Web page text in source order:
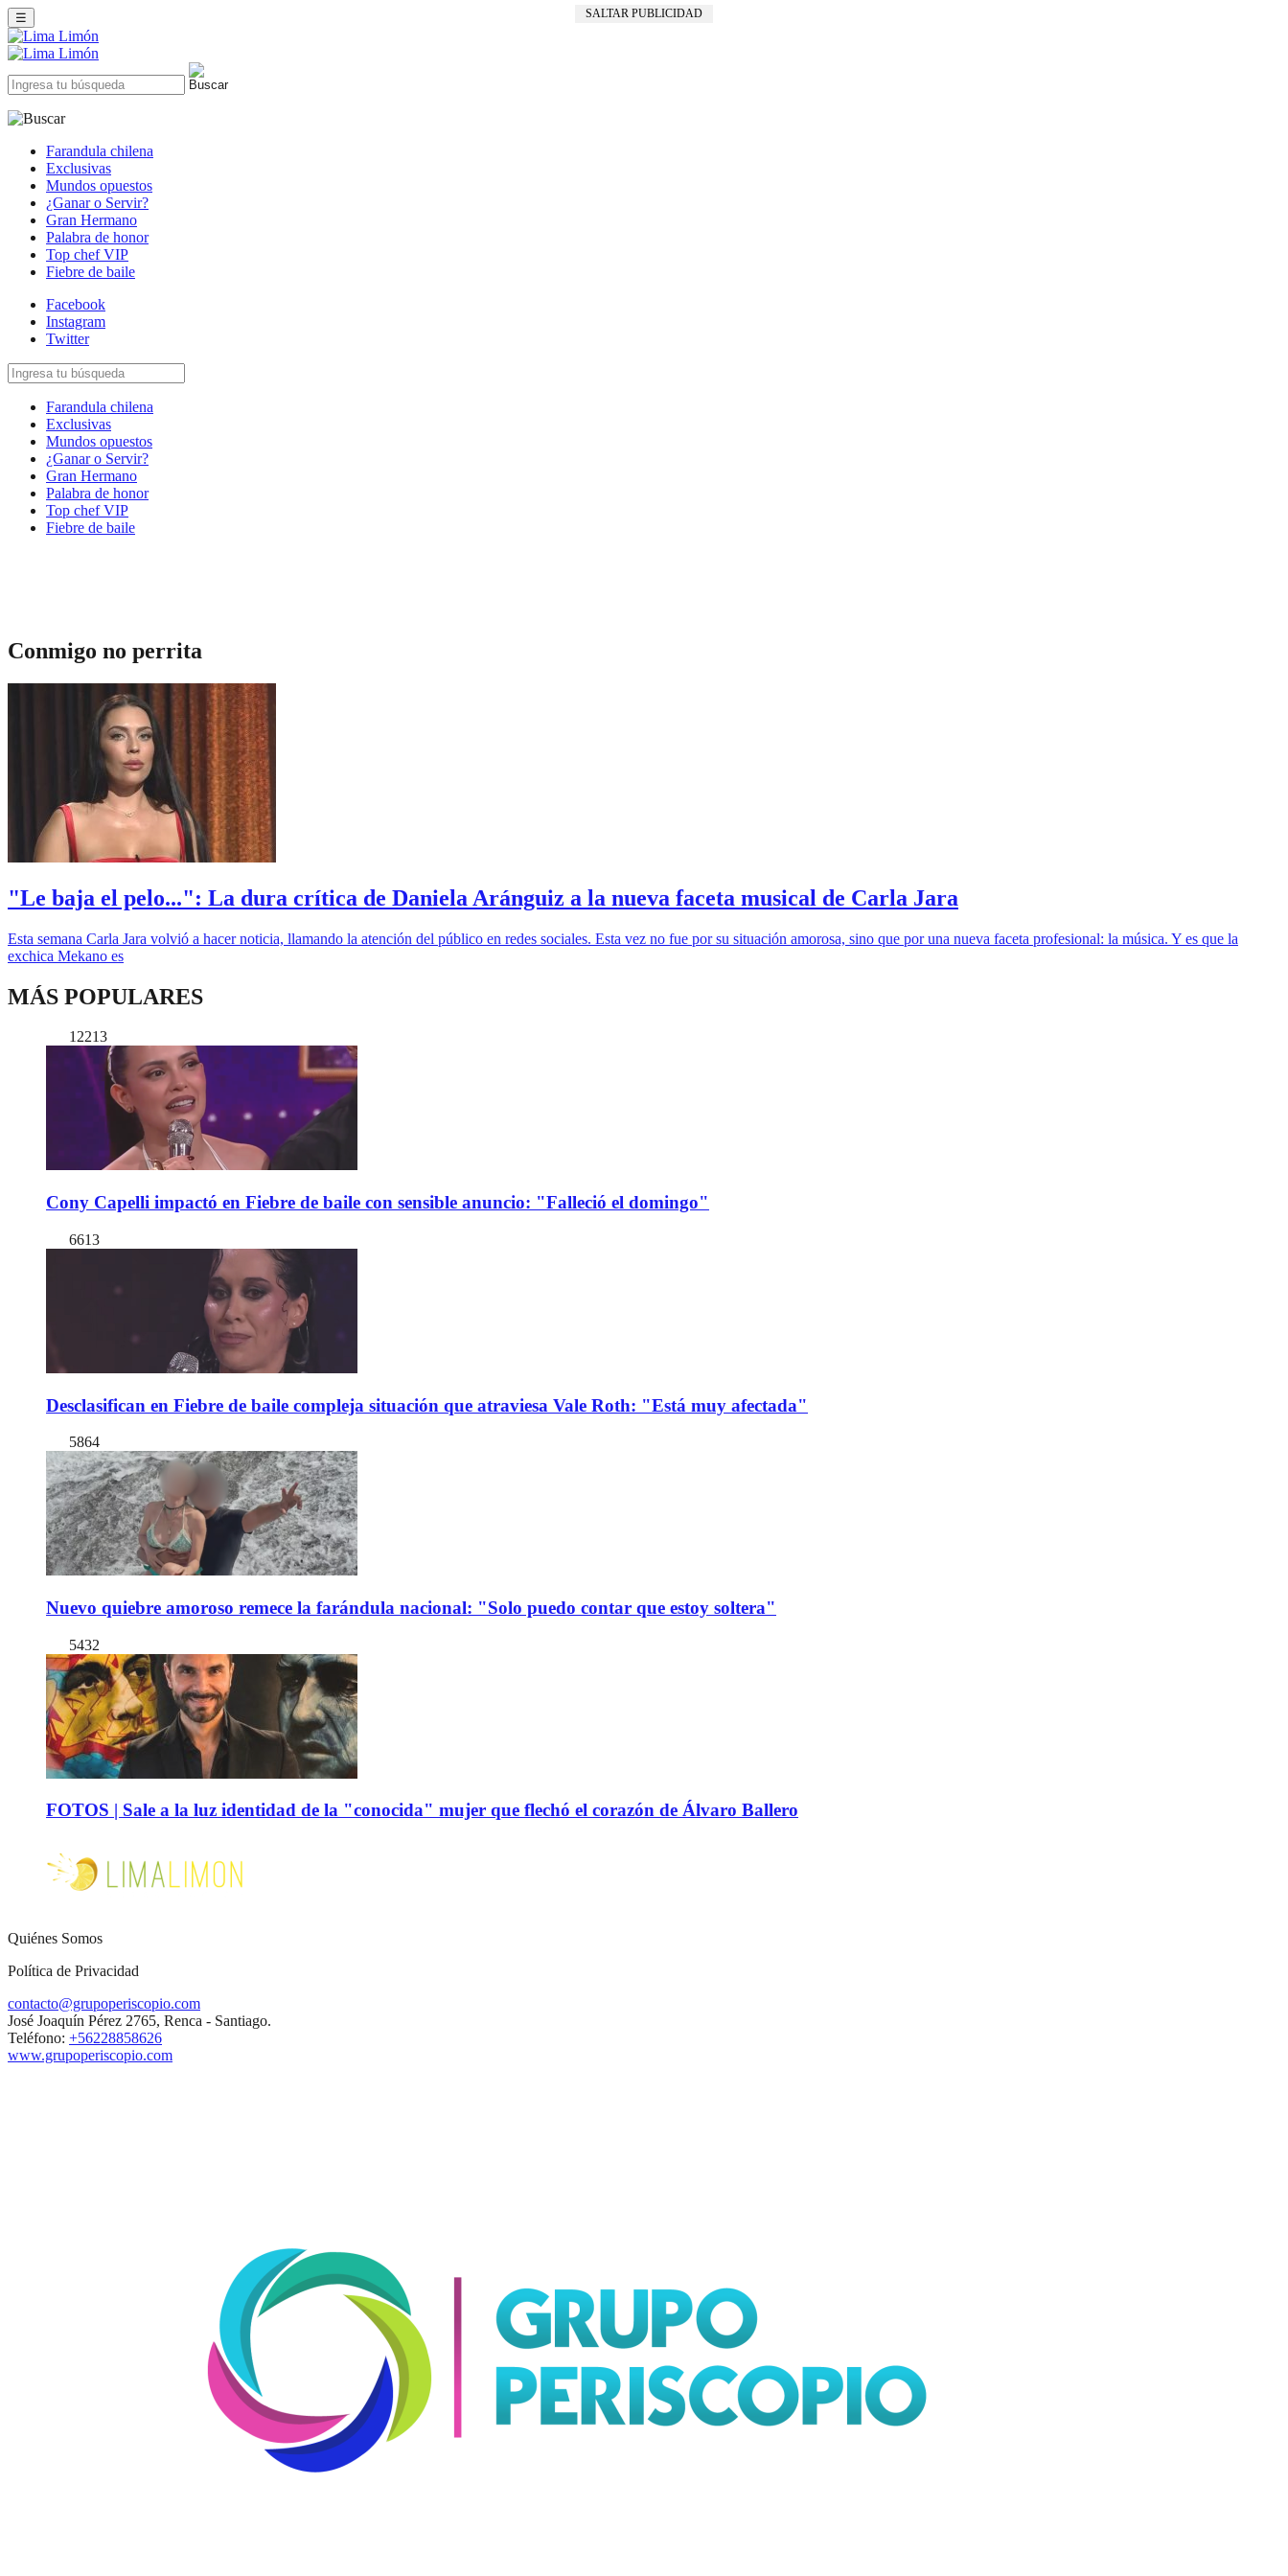
SALTAR PUBLICIDAD
☰
Farandula chilena
Exclusivas
Mundos opuestos
¿Ganar o Servir?
Gran Hermano
Palabra de honor
Top chef VIP
Fiebre de baile
Facebook
Instagram
Twitter
Farandula chilena
Exclusivas
Mundos opuestos
¿Ganar o Servir?
Gran Hermano
Palabra de honor
Top chef VIP
Fiebre de baile
Conmigo no perrita
"Le baja el pelo...": La dura crítica de Daniela Aránguiz a la nueva faceta musical de Carla Jara
Esta semana Carla Jara volvió a hacer noticia, llamando la atención del público en redes sociales. Esta vez no fue por su situación amorosa, sino que por una nueva faceta profesional: la música. Y es que la
exchica Mekano es
MÁS POPULARES
12213
Cony Capelli impactó en Fiebre de baile con sensible anuncio: "Falleció el domingo"
6613
Desclasifican en Fiebre de baile compleja situación que atraviesa Vale Roth: "Está muy afectada"
5864
Nuevo quiebre amoroso remece la farándula nacional: "Solo puedo contar que estoy soltera"
5432
FOTOS | Sale a la luz identidad de la "conocida" mujer que flechó el corazón de Álvaro Ballero
Quiénes Somos
Política de Privacidad
contacto@grupoperiscopio.com
José Joaquín Pérez 2765, Renca - Santiago.
Teléfono: +56228858626
www.grupoperiscopio.com